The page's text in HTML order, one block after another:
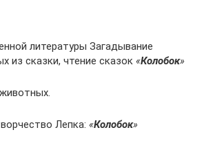
литературы Загадывание
из сказки, чтение сказок «Колобок»
Лепка: «Колобок»